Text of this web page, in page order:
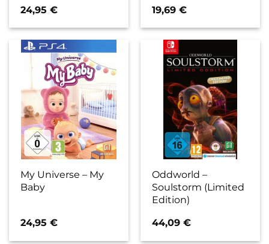
24,95€ 19,69€
My Universe – My
Baby
24,95€
Oddworld –
Soulstorm (Limited
Edition)
44,09€